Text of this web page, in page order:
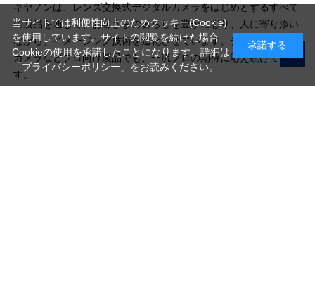
キヤノンは、レンズ交換式デジタルカメラをはじめとするすべて
の製品を通じて、お客さまの暮らしを豊かに彩り、人に寄り添い
ながら、イメージング技術を進化させています。デジタルシネマ
カメラなどプロ向け製品でも、一流プロの期待に応え続けていま
す。
当サイトでは利便性向上のためクッキー(Cookie)
を使用しています。サイトの閲覧を続けた場合
Cookieの使用を承諾したことになります。詳細は
「プライバシーポリシー」 をお読みください。
承諾する